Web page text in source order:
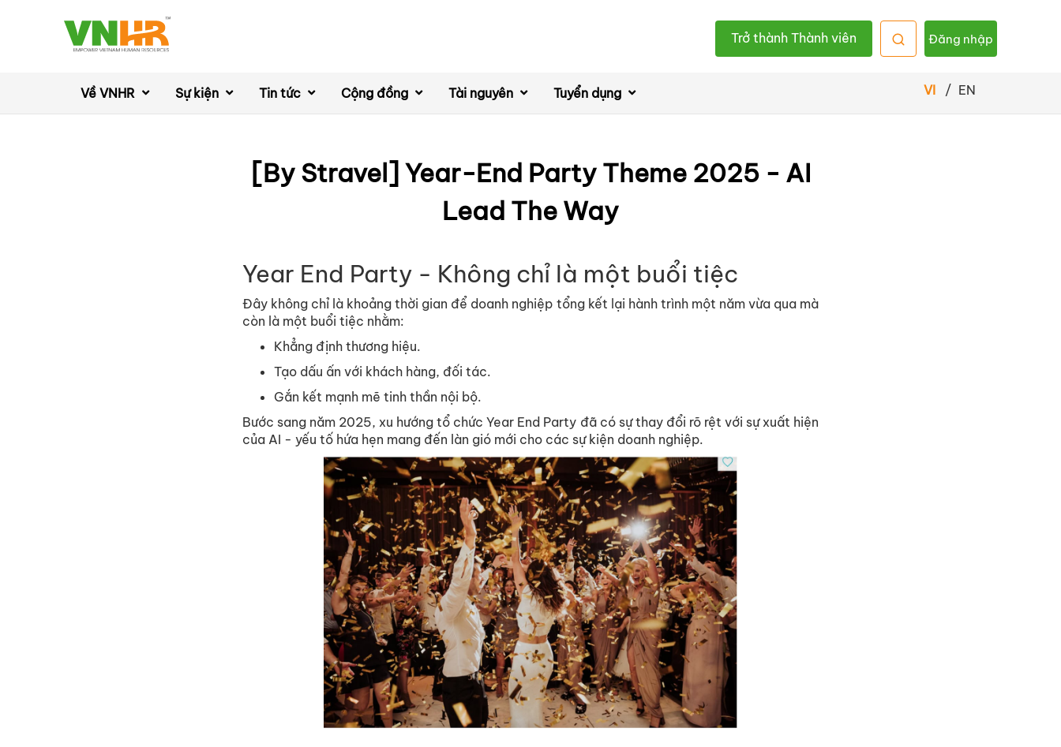
Trở thành Thành viên Đăng nhập
Về VNHR Sự kiện Tin tức Cộng đồng Tài nguyên Tuyển dụng VI / EN
[By Stravel] Year-End Party Theme 2025 - AI
Lead The Way
Year End Party - Không chỉ là một buổi tiệc
Đây không chỉ là khoảng thời gian để doanh nghiệp tổng kết lại hành trình một năm vừa qua mà
còn là một buổi tiệc nhằm:
Khẳng định thương hiệu.
Tạo dấu ấn với khách hàng, đối tác.
Gắn kết mạnh mẽ tinh thần nội bộ.
Bước sang năm 2025, xu hướng tổ chức Year End Party đã có sự thay đổi rõ rệt với sự xuất hiện
của AI - yếu tố hứa hẹn mang đến làn gió mới cho các sự kiện doanh nghiệp.